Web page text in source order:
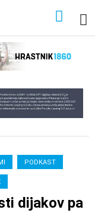
PODKAST
dijakov pa